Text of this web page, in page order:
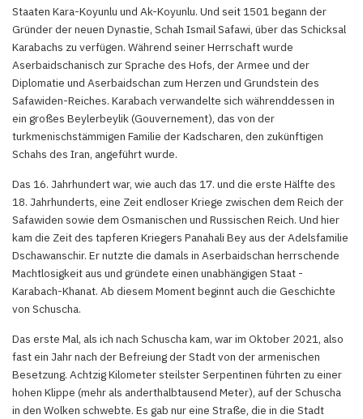
Staaten Kara-Koyunlu und Ak-Koyunlu. Und seit 1501 begann der
Gründer der neuen Dynastie, Schah Ismail Safawi, über das Schicksal
Karabachs zu verfügen. Während seiner Herrschaft wurde
Aserbaidschanisch zur Sprache des Hofs, der Armee und der
Diplomatie und Aserbaidschan zum Herzen und Grundstein des
Safawiden-Reiches. Karabach verwandelte sich währenddessen in
ein großes Beylerbeylik (Gouvernement), das von der
turkmenischstämmigen Familie der Kadscharen, den zukünftigen
Schahs des Iran, angeführt wurde.
Das 16. Jahrhundert war, wie auch das 17. und die erste Hälfte des
18. Jahrhunderts, eine Zeit endloser Kriege zwischen dem Reich der
Safawiden sowie dem Osmanischen und Russischen Reich. Und hier
kam die Zeit des tapferen Kriegers Panahali Bey aus der Adelsfamilie
Dschawanschir. Er nutzte die damals in Aserbaidschan herrschende
Machtlosigkeit aus und gründete einen unabhängigen Staat -
Karabach-Khanat. Ab diesem Moment beginnt auch die Geschichte
von Schuscha.
Das erste Mal, als ich nach Schuscha kam, war im Oktober 2021, also
fast ein Jahr nach der Befreiung der Stadt von der armenischen
Besetzung. Achtzig Kilometer steilster Serpentinen führten zu einer
hohen Klippe (mehr als anderthalbtausend Meter), auf der Schuscha
in den Wolken schwebte. Es gab nur eine Straße, die in die Stadt